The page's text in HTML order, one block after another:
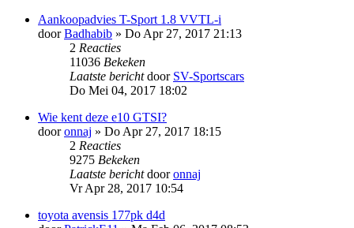
Aankoopadvies T-Sport 1.8 VVTL-i
doorBadhabib » Do Apr 27, 2017 21:13
2 Reacties
11036 Bekeken
Laatste berichtdoor SV-Sportscars
Do Mei 04, 2017 18:02
Wie kent deze e10 GTSI?
dooronnaj » Do Apr 27, 2017 18:15
2 Reacties
9275 Bekeken
Laatste berichtdooronnaj
Vr Apr 28, 2017 10:54
toyota avensis 177pk d4d